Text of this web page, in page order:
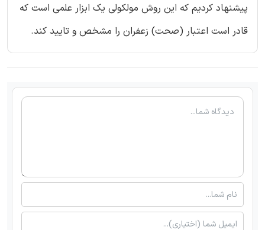
پیشنهاد کردیم که این روش مولکولی یک ابزار علمی است که
قادر است اعتبار (صحت) زعفران را مشخص و تایید کند.